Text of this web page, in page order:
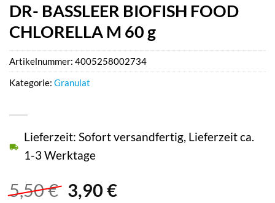
DR- BASSLEER BIOFISH FOOD
CHLORELLA M 60 g
5,50€ Ursprünglicher
3,90 €Aktueller
Lieferzeit: Sofort versandfertig, Lieferzeit ca.
1-3 Werktage
Artikelnummer: 4005258002734
Kategorie: Granulat